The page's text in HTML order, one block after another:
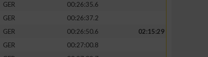
GER
00:26:35.6
GER
00:26:37.2
GER 00:26:50.6
02:15:29
GER
00:27:00.8